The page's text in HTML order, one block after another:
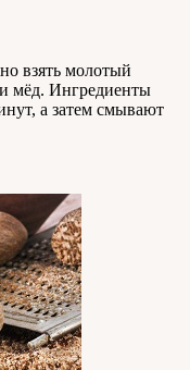
взять молотый
мёд. Ингредиенты
а затем смывают